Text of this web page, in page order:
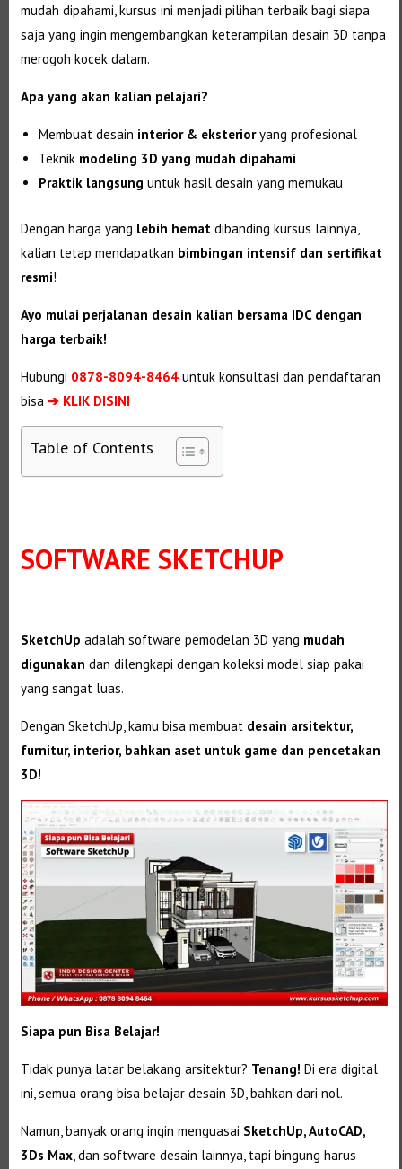
mudah dipahami, kursus ini menjadi pilihan terbaik bagi siapa
saja yang ingin mengembangkan keterampilan desain 3D tanpa
merogoh kocek dalam.
Apa yang akan kalian pelajari?
Membuat desain interior & eksterioryang profesional
Teknik modeling 3D yang mudah dipahami
Praktik langsung untuk hasil desain yang memukau
Dengan harga yang lebih hemat dibanding kursus lainnya,
kalian tetap mendapatkan bimbingan intensif dan sertifikat
resmi!
Ayo mulai perjalanan desain kalian bersama IDC dengan
harga terbaik!
Hubungi 0878-8094-8464 untuk konsultasi dan pendaftaran
bisa➔ KLIK DISINI
Table of Contents
SOFTWARE SKETCHUP
SketchUp adalah software pemodelan 3D yang mudah
digunakan dan dilengkapi dengan koleksi model siap pakai
yang sangat luas.
Dengan SketchUp, kamu bisa membuat desain arsitektur,
furnitur, interior, bahkan aset untuk game dan pencetakan
3D!
Siapa pun Bisa Belajar!
Tidak punya latar belakang arsitektur? Tenang! Di era digital
ini, semua orang bisa belajar desain 3D, bahkan dari nol.
Namun, banyak orang ingin menguasai SketchUp, AutoCAD,
3Ds Max , dan software desain lainnya, tapi bingung harus